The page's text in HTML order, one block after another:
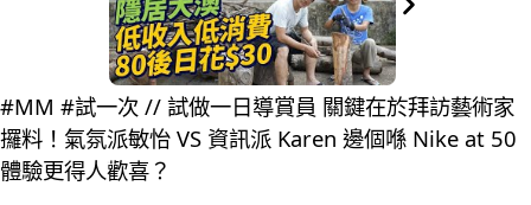
#MM #試一次 // 試做一日導賞員 關鍵在於拜訪藝術家
攞料！氣氛派敏怡 VS 資訊派 Karen 邊個喺 Nike at 50
體驗更得人歡喜？